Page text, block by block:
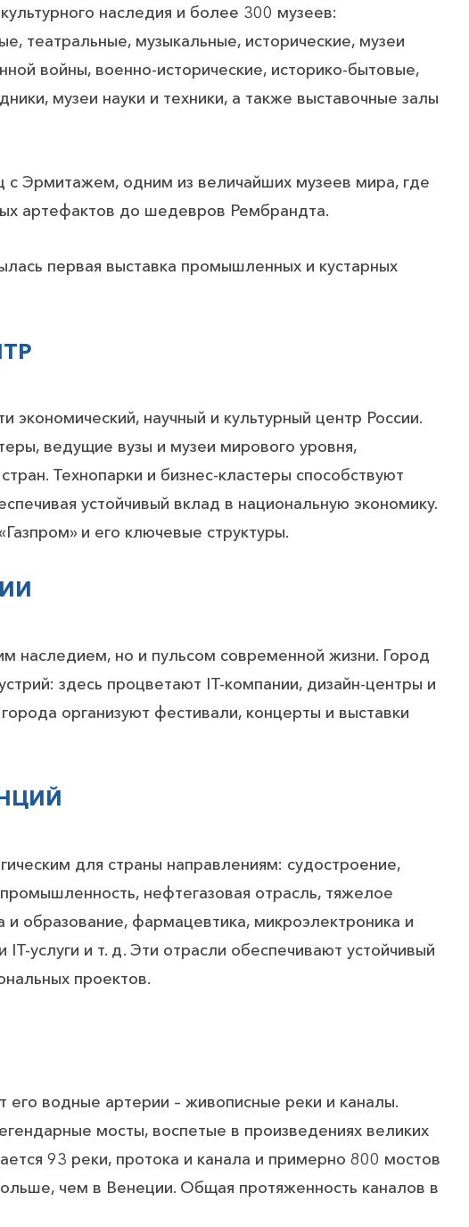
наследия и более 300 музеев:
театральные, музыкальные, исторические, музеи
войны, военно-исторические, историко-бытовые,
музеи науки и техники, а также выставочные залы
Эрмитажем, одним из величайших музеев мира, где
артефактов до шедевров Рембрандта.
первая выставка промышленных и кустарных
экономический, научный и культурный центр России.
ведущие вузы и музеи мирового уровня,
Технопарки и бизнес-кластеры способствуют
устойчивый вклад в национальную экономику.
и его ключевые структуры.
наследием, но и пульсом современной жизни. Город
здесь процветают IT-компании, дизайн-центры и
организуют фестивали, концерты и выставки
для страны направлениям: судостроение,
нефтегазовая отрасль, тяжелое
образование, фармацевтика, микроэлектроника и
услуги и т. д. Эти отрасли обеспечивают устойчивый
проектов.
водные артерии – живописные реки и каналы.
мосты, воспетые в произведениях великих
93 реки, протока и канала и примерно 800 мостов
чем в Венеции. Общая протяженность каналов в